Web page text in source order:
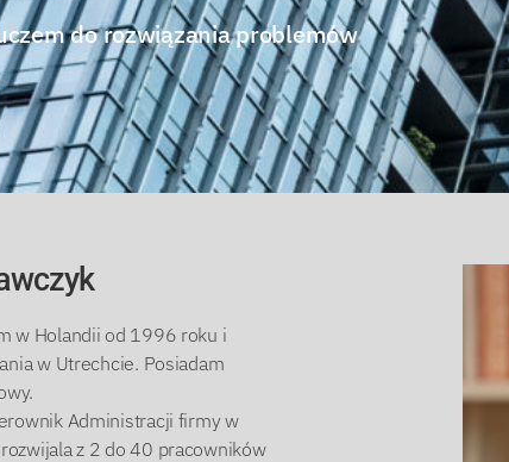
do rozwiązania problemów
w Holandii od 1996 roku i
w Utrechcie. Posiadam
Administracji firmy w
z 2 do 40 pracowników